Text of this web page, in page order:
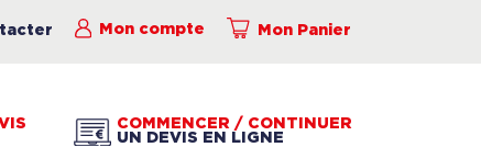
Mon compte Mon Panier
COMMENCER / CONTINUER
UN DEVIS EN LIGNE